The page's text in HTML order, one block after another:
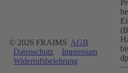
© 2026 FRAIMS AGB
Datenschutz
Impressum
Widerrufsbelehrung